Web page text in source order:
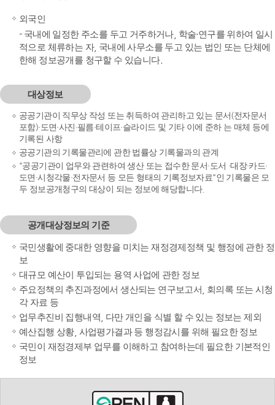
외국인
- 국내에 일정한 주소를 두고 거주하거나, 학술·연구를 위하여 일시
적으로 체류하는 자, 국내에 사무소를 두고 있는 법인 또는 단체에
한해 정보공개를 청구할 수 있습니다.
대상정보
공공기관이 직무상 작성 또는 취득하여 관리하고 있는 문서(전자문서
포함)·도면·사진·필름·테이프·슬라이드 및 기타 이에 준하 는 매체 등에
기록된 사항
공공기관의 기록물관리에 관한 법률상 기록물과의 관계
"공공기관이 업무와 관련하여 생산 또는 접수한 문서·도서 ·대장·카드·
도면·시청각물·전자문서 등 모든 형태의 기록정보자료"인 기록물은 모
두 정보공개청구의 대상이 되는 정보에 해당합니다.
공개대상정보의 기준
국민생활에 중대한 영향을 미치는 재정경제정책 및 행정에 관한 정
보
대규모 예산이 투입되는 용역 사업에 관한 정보
주요정책의 추진과정에서 생산되는 연구보고서, 회의록 또는 시청
각 자료 등
업무추진비 집행내역, 다만 개인을 식별 할 수 있는 정보는 제외
예산집행 상황, 사업평가결과 등 행정감시를 위해 필요한 정보
국민이 재정경제부 업무를 이해하고 참여하는데 필요한 기본적인
정보